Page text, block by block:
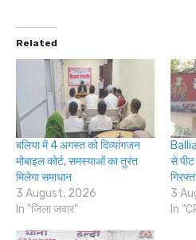
Related
बलिया में 4 अगस्त को दिव्यांगजन
मोबाइल कोर्ट, समस्याओं का तुरंत
मिलेगा समाधान
3 August, 2026
In "जिला जवार"
से पीट
3
In